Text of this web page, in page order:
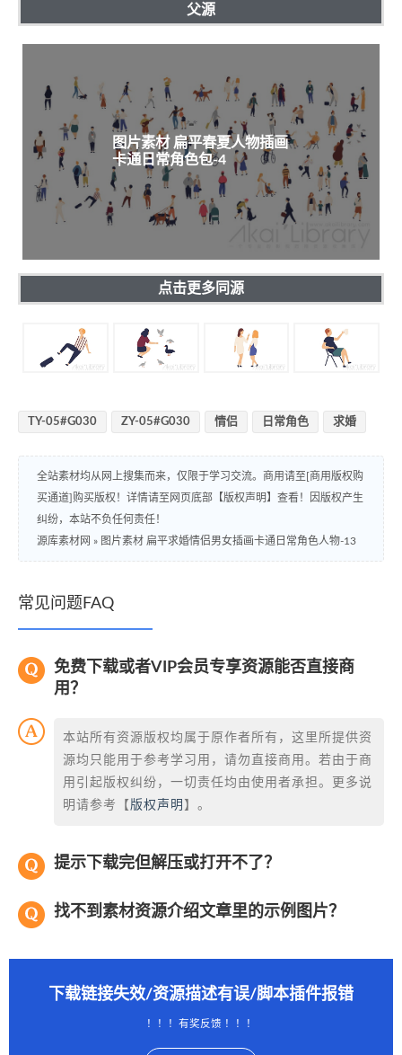
父源
图片素材 扁平春夏人物插画
卡通日常角色包-4
点击更多同源
TY-05#G030 ZY-05#G030 情侣 日常角色 求婚
全站素材均从网上搜集而来，仅限于学习交流。商用请至[商用版权购
买通道]购买版权！详情请至网页底部【版权声明】查看！因版权产生
纠纷，本站不负任何责任！
源库素材网 » 图片素材 扁平求婚情侣男女插画卡通日常角色人物-13
常见问题FAQ
免费下载或者VIP会员专享资源能否直接商
用？
本站所有资源版权均属于原作者所有，这里所提供资
源均只能用于参考学习用，请勿直接商用。若由于商
用引起版权纠纷，一切责任均由使用者承担。更多说
明请参考【 版权声明 】。
提示下载完但解压或打开不了？
找不到素材资源介绍文章里的示例图片？
下载链接失效/资源描述有误/脚本插件报错
！！！有奖反馈 ！！！